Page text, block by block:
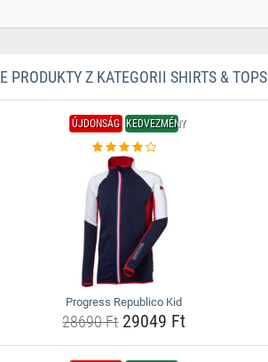
PRODUKTY Z KATEGORII SHIRTS & TOPS
ÚJDONSÁG KEDVEZMÉNY
Progress Republico Kid
28690 Ft29049 Ft